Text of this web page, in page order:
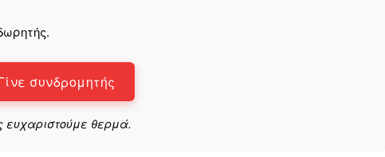
συνδρομητής
ευχαριστούμε θερμά.